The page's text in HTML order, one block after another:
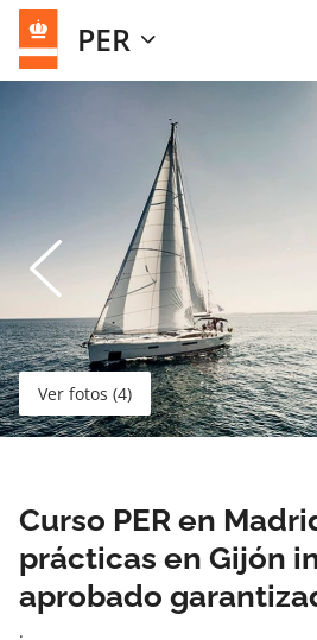
PER
Ver fotos (4)
Curso PER en
prácticas en Gijón
aprobado